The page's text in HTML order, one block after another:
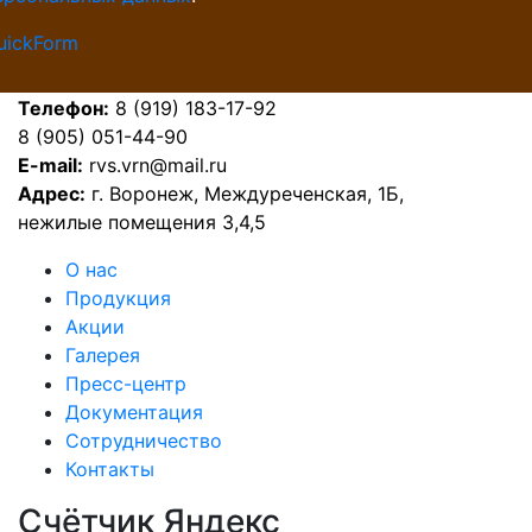
Телефон: 8 (919) 183-17-92
8 (905) 051-44-90
E-mail: rvs.vrn@mail.ru
Адрес: г. Воронеж, Междуреченская, 1Б,
нежилые помещения 3,4,5
О нас
Продукция
Акции
Галерея
Пресс-центр
Документация
Сотрудничество
Контакты
Счётчик Яндекс